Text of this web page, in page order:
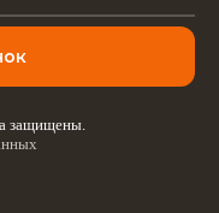
защищены.